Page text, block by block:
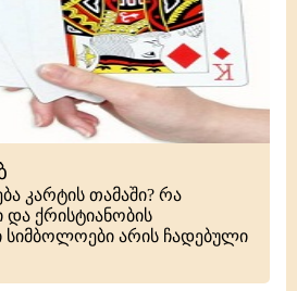
კარტის თამაში? რა
და ქრისტიანობის
არის ჩადებული